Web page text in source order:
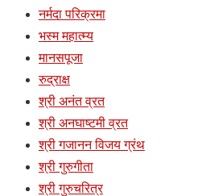
नर्मदा परिक्रमा
भस्म महात्म्य
मानसपूजा
रुद्राक्ष
श्री अनंत व्रत
श्री अनघाष्टमी व्रत
श्री गजानन विजय ग्रंथ
श्री गुरुगीता
श्री गुरुचरित्र